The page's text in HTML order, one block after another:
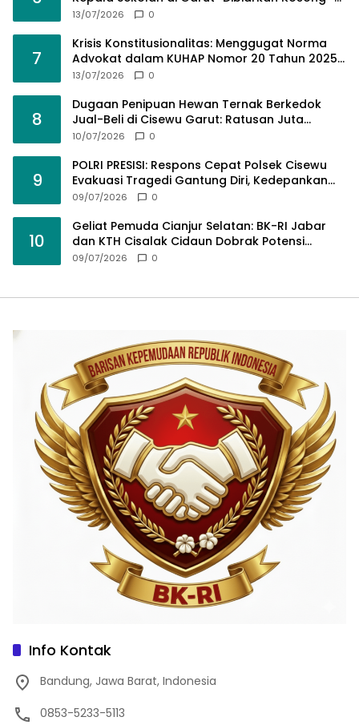
Tengah Tumpukan Guru Kompeten
13/07/2026 0
7
Krisis Konstitusionalitas: Menggugat Norma
Advokat dalam KUHAP Nomor 20 Tahun 2025
demi Keadilan yang Bermartabat
13/07/2026 0
8
Dugaan Penipuan Hewan Ternak Berkedok
Jual-Beli di Cisewu Garut: Ratusan Juta
Rupiah Raib, BK-RI Desak Polda Jabar Turun
10/07/2026 0
9
POLRI PRESISI: Respons Cepat Polsek Cisewu
Evakuasi Tragedi Gantung Diri, Kedepankan
Pendekatan Spiritual dan Hukum Demi Jaga
09/07/2026 0
10
Geliat Pemuda Cianjur Selatan: BK-RI Jabar
dan KTH Cisalak Cidaun Dobrak Potensi
Wisata Berbasis Regulasi
09/07/2026 0
Info Kontak
Bandung, Jawa Barat, Indonesia
0853-5233-5113